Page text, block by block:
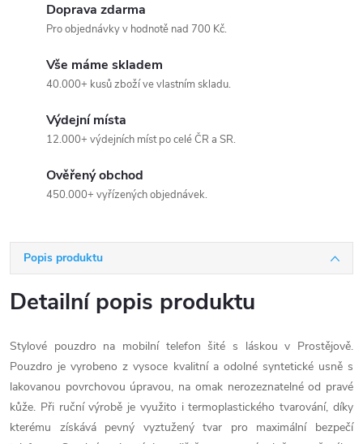
Doprava zdarma
Pro objednávky v hodnotě nad 700 Kč.
Vše máme skladem
40.000+ kusů zboží ve vlastním skladu.
Výdejní místa
12.000+ výdejních míst po celé ČR a SR.
Ověřený obchod
450.000+ vyřízených objednávek.
Popis produktu
Detailní popis produktu
Stylové pouzdro na mobilní telefon šité s láskou v Prostějově.
Pouzdro je vyrobeno z vysoce kvalitní a odolné syntetické usně s
lakovanou povrchovou úpravou, na omak nerozeznatelné od pravé
kůže. Při ruční výrobě je využito i termoplastického tvarování, díky
kterému získává pevný vyztužený tvar pro maximální bezpečí